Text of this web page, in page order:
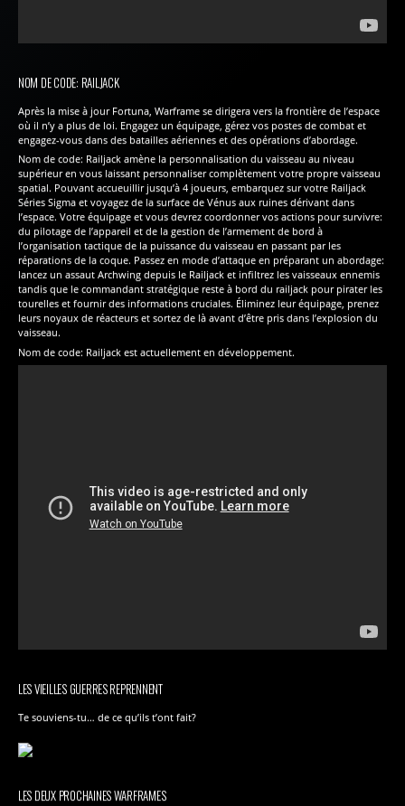
NOM DE CODE: RAILJACK
Après la mise à jour Fortuna, Warframe se dirigera vers la frontière de l’espace
où il n’y a plus de loi. Engagez un équipage, gérez vos postes de combat et
engagez-vous dans des batailles aériennes et des opérations d’abordage.
Nom de code: Railjack amène la personnalisation du vaisseau au niveau
supérieur en vous laissant personnaliser complètement votre propre vaisseau
spatial. Pouvant accueuillir jusqu’à 4 joueurs, embarquez sur votre Railjack
Séries Sigma et voyagez de la surface de Vénus aux ruines dérivant dans
l’espace. Votre équipage et vous devrez coordonner vos actions pour survivre:
du pilotage de l’appareil et de la gestion de l’armement de bord à
l’organisation tactique de la puissance du vaisseau en passant par les
réparations de la coque. Passez en mode d’attaque en préparant un abordage:
lancez un assaut Archwing depuis le Railjack et infiltrez les vaisseaux ennemis
tandis que le commandant stratégique reste à bord du railjack pour pirater les
tourelles et fournir des informations cruciales. Éliminez leur équipage, prenez
leurs noyaux de réacteurs et sortez de là avant d’être pris dans l’explosion du
vaisseau.
Nom de code: Railjack est actuellement en développement.
LES VIEILLES GUERRES REPRENNENT
Te souviens-tu… de ce qu’ils t’ont fait?
LES DEUX PROCHAINES WARFRAMES